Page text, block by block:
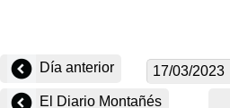
Día anterior
El Diario Montañés